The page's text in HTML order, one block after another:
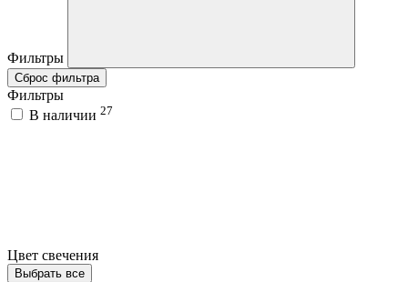
Фильтры
Сброс фильтра
Фильтры
В наличии 27
Цвет свечения
Выбрать все